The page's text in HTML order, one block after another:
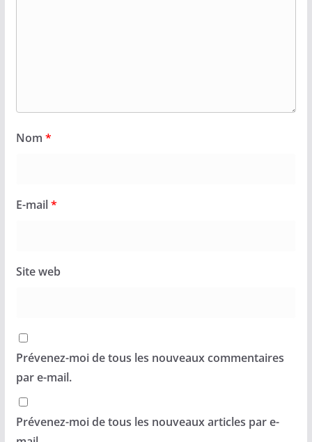
Nom *
E-mail*
Site web
Prévenez-moi de tous les nouveaux commentaires
par e-mail.
Prévenez-moi de tous les nouveaux articles par e-